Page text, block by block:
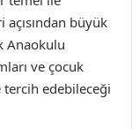
büyük
Anaokulu
ve çocuk
tercih edebileceği